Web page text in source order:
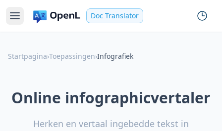
Doc Translator
Startpagina›Toepassingen›Infografiek
Online infographicvertaler
Herken en vertaal ingebedde tekst in